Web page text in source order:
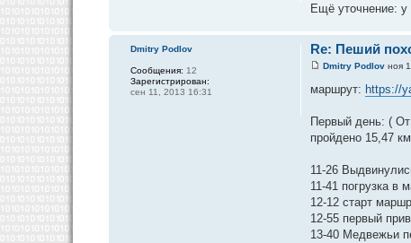
Ещё уточнение: у
Re: Пеший
Dmitry Podlov ноя
маршрут: https://
Первый день: (
пройдено 15,47
11-26
11-41 погрузка в
12-12 старт
12-55 первый
13-40 Медвежьи
Dmitry Podlov
Сообщения: 12
Зарегистрирован:
сен 11, 2013 16:31